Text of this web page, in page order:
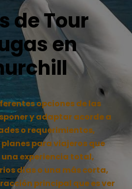
de Tour
en
opciones de las
y adaptar acorde a
o requerimientos,
para viajeros que
una experiencia total,
días o una más corta,
principal que es ver